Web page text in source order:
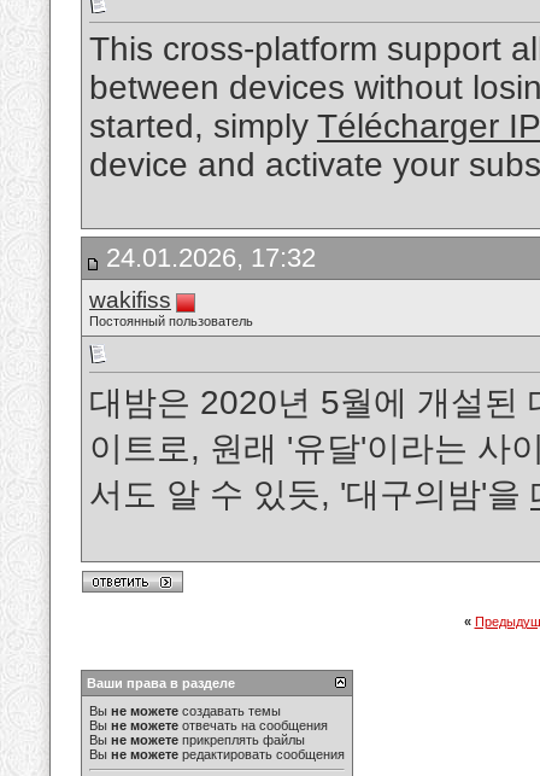
This cross-platform support
between devices without
started, simply Télécharger
device and activate your
24.01.2026, 17:32
wakifiss
Постоянный пользователь
대밤은 2020년 5월에 개설된
이트로, 원래 '유달'이라는 사
서도 알 수 있듯, '대구의밤'을
«
Ваши права в разделе
Вы не можете создавать темы
Вы не можете отвечать на сообщения
Вы не можете прикреплять файлы
Вы не можете редактировать сообщения